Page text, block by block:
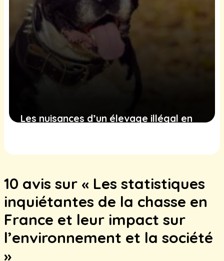
Les nuisances d’un élevage illégal en
10 avis sur « Les statistiques
inquiétantes de la chasse en
France et leur impact sur
l’environnement et la société
»